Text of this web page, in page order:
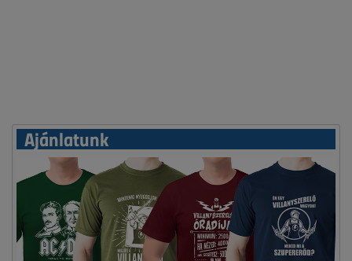
Ajánlatunk